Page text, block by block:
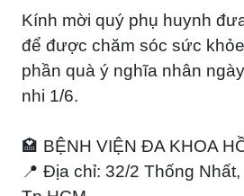
Kính mời quý phụ huynh
để được chăm sóc sức
phần quà ý nghĩa nhân
nhi 1/6.
🏩 BỆNH VIỆN ĐA KHOA
📍 Địa chỉ: 32/2 Thống